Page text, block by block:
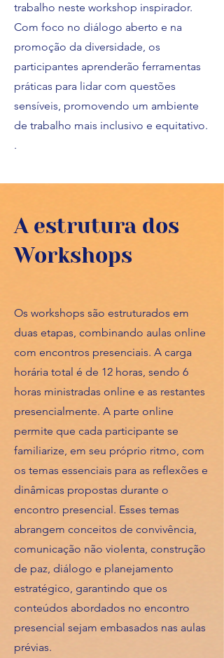
trabalho neste workshop inspirador.
Com foco no diálogo aberto e na
promoção da diversidade, os
participantes aprenderão ferramentas
práticas para lidar com questões
sensíveis, promovendo um ambiente
de trabalho mais inclusivo e equitativo.
.
A estrutura dos
Workshops
Os workshops são estruturados em
duas etapas, combinando aulas online
com encontros presenciais. A carga
horária total é de 12 horas, sendo 6
horas ministradas online e as restantes
presencialmente. A parte online
permite que cada participante se
familiarize, em seu próprio ritmo, com
os temas essenciais para as reflexões e
dinâmicas propostas durante o
encontro presencial. Esses temas
abrangem conceitos de convivência,
comunicação não violenta, construção
de paz, diálogo e planejamento
estratégico, garantindo que os
conteúdos abordados no encontro
presencial sejam embasados nas aulas
prévias.